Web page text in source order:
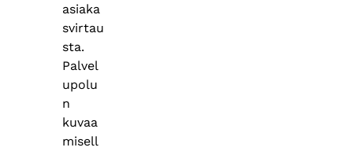
asiaka
svirtau
sta.
Palvel
upolu
n
kuvaa
misell